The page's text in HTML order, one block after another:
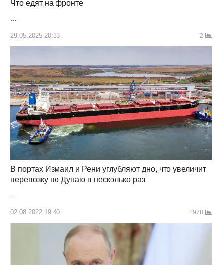
Что едят на фронте
29.05.2025 20:33 2
В портах Измаил и Рени углубляют дно, что увеличит
перевозку по Дунаю в несколько раз
02.08.2022 19:40 1978